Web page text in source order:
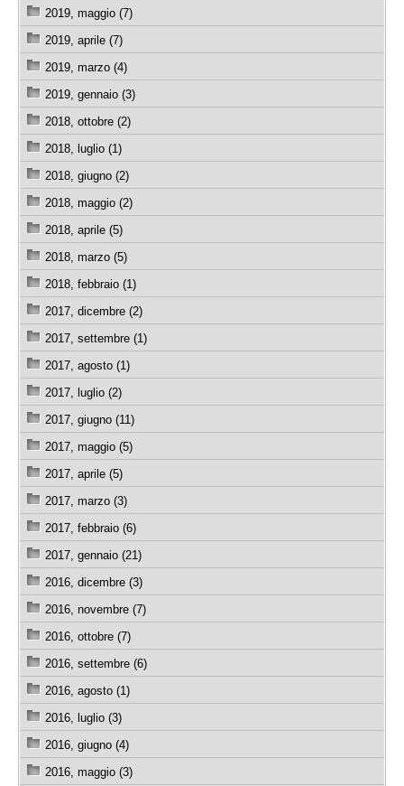
2019, maggio (7)
2019, aprile (7)
2019, marzo (4)
2019, gennaio (3)
2018, ottobre (2)
2018, luglio (1)
2018, giugno (2)
2018, maggio (2)
2018, aprile (5)
2018, marzo (5)
2018, febbraio (1)
2017, dicembre (2)
2017, settembre (1)
2017, agosto (1)
2017, luglio (2)
2017, giugno (11)
2017, maggio (5)
2017, aprile (5)
2017, marzo (3)
2017, febbraio (6)
2017, gennaio (21)
2016, dicembre (3)
2016, novembre (7)
2016, ottobre (7)
2016, settembre (6)
2016, agosto (1)
2016, luglio (3)
2016, giugno (4)
2016, maggio (3)